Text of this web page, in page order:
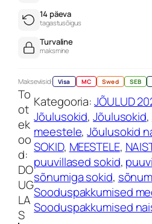
u
e
d
l
u
m
e
m
e
m
m
14 päeva
tagastusõigus
Turvaline
maksmine
Makseviisid: Visa MC Swed SEB
To
ot
ek
oo
d:
DO
UG
LA
S
Kategooria:JÕULUD
Jõulusokid, Jõulusokid,
meestele, Jõulusokid
SOKID, MEESTELE,
puuvillased sokid,
sõnumiga sokid,
Sooduspakkumised
Sooduspakkumised